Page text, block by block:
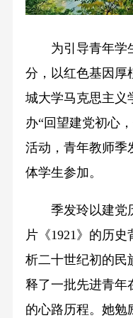
为引导青年学
分，以红色基因厚
城大学马克思主义
办“回望建党初心
活动，青年教师季
体学生参加。
季发玲以建党
片《1921》的历
析二十世纪初的民
释了一批先进青年
的心路历程。她勉